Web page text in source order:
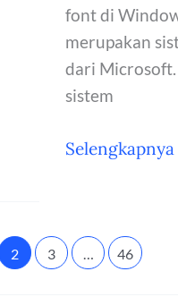
font di
merupakan
dari
sistem
Cara
Windows
Selengkapnya
2 3 46